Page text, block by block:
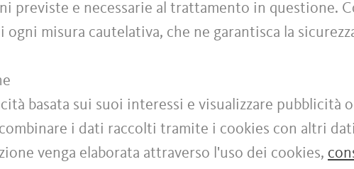
previste e necessarie al trattamento in questione.
ogni misura cautelativa, che ne garantisca la
basata sui suoi interessi e visualizzare pubblicità
i dati raccolti tramite i cookies con altri
venga elaborata attraverso l'uso dei cookies,